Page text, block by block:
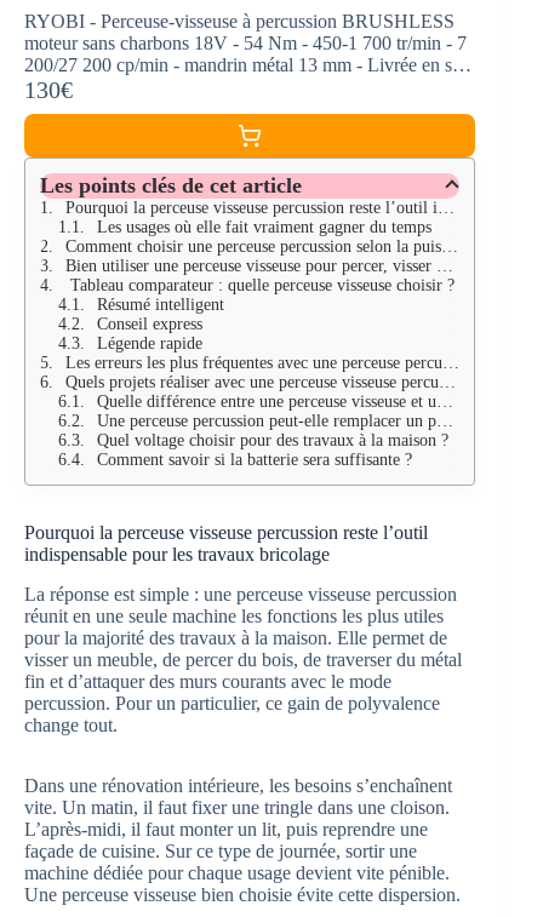
RYOBI - Perceuse-visseuse à percussion BRUSHLESS
moteur sans charbons 18V - 54 Nm - 450-1 700 tr/min - 7
200/27 200 cp/min - mandrin métal 13 mm - Livrée en sac
de transport
130€
Les points clés de cet article
Pourquoi la perceuse visseuse percussion reste l’outil indispensable pour les travaux bricolage
Les usages où elle fait vraiment gagner du temps
Comment choisir une perceuse percussion selon la puissance, le couple et la batterie longue durée
Bien utiliser une perceuse visseuse pour percer, visser et gagner en efficacité sans abîmer les supports
Tableau comparateur : quelle perceuse visseuse choisir ?
Résumé intelligent
Conseil express
Légende rapide
Les erreurs les plus fréquentes avec une perceuse percussion et les critères qui séparent un bon achat d’un mauvais
Quels projets réaliser avec une perceuse visseuse percussion en 2025 sans suréquiper son atelier
Quelle différence entre une perceuse visseuse et une perceuse visseuse percussion ?
Une perceuse percussion peut-elle remplacer un perforateur ?
Quel voltage choisir pour des travaux à la maison ?
Comment savoir si la batterie sera suffisante ?
Pourquoi la perceuse visseuse percussion reste l’outil
indispensable pour les travaux bricolage
La réponse est simple : une perceuse visseuse percussion
réunit en une seule machine les fonctions les plus utiles
pour la majorité des travaux à la maison. Elle permet de
visser un meuble, de percer du bois, de traverser du métal
fin et d’attaquer des murs courants avec le mode
percussion. Pour un particulier, ce gain de polyvalence
change tout.
Dans une rénovation intérieure, les besoins s’enchaînent
vite. Un matin, il faut fixer une tringle dans une cloison.
L’après-midi, il faut monter un lit, puis reprendre une
façade de cuisine. Sur ce type de journée, sortir une
machine dédiée pour chaque usage devient vite pénible.
Une perceuse visseuse bien choisie évite cette dispersion.